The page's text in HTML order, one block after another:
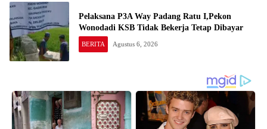
Pelaksana P3A Way Padang Ratu I,Pekon
Wonodadi KSB Tidak Bekerja Tetap Dibayar
BERITA Agustus 6, 2026